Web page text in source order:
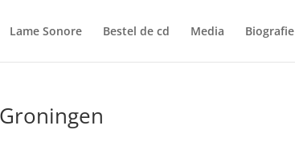
Lame Sonore Bestel de cd Media Biografie